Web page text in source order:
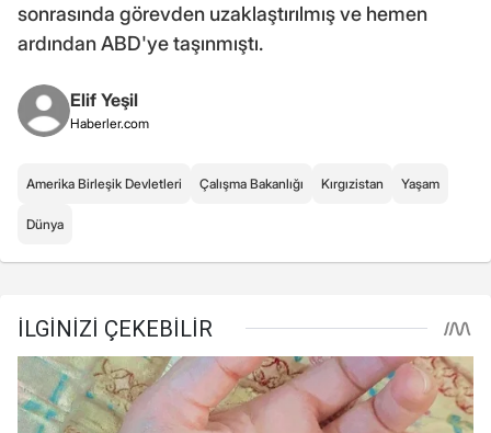
sonrasında görevden uzaklaştırılmış ve hemen
ardından ABD'ye taşınmıştı.
Elif Yeşil
Haberler.com
Amerika Birleşik Devletleri Çalışma Bakanlığı Kırgızistan Yaşam
Dünya